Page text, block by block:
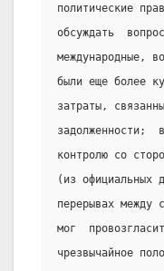
политические
обсуждать
международные,
были еще более
затраты,
задолженности;
контролю со
(из официальных
перерывах между
мог
чрезвычайное